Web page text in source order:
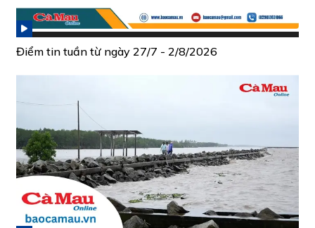
Điểm tin tuần từ ngày 27/7 - 2/8/2026